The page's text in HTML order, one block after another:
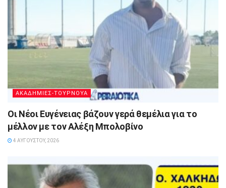
ΑΚΑΔΗΜΙΕΣ-ΤΟΥΡΝΟΥΑ
Οι Νέοι Ευγένειας βάζουν γερά θεμέλια για το
μέλλον με τον Αλέξη Μπολοβίνο
4 ΑΥΓΟΎΣΤΟΥ, 2026